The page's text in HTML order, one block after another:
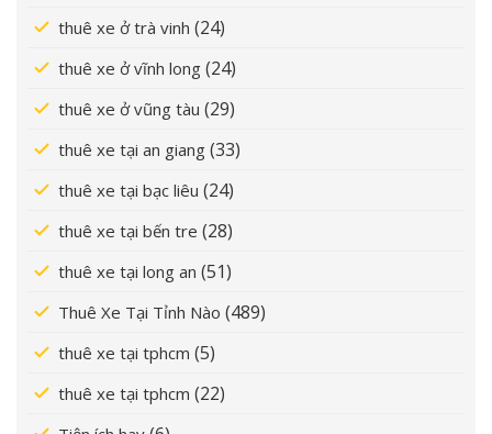
thuê xe ở trà vinh (24)
thuê xe ở vĩnh long (24)
thuê xe ở vũng tàu (29)
thuê xe tại an giang (33)
thuê xe tại bạc liêu (24)
thuê xe tại bến tre (28)
thuê xe tại long an (51)
Thuê Xe Tại Tỉnh Nào (489)
thuê xe tại tphcm (5)
thuê xe tại tphcm (22)